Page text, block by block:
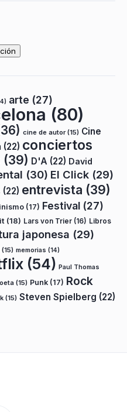
arte (27)
(80)
cine de autor(15) Cine
(22) conciertos
(39) D'A (22) David
(30) El Click (29)
(22) entrevista (39)
(17) Festival (27)
(18) Lars von Trier (16) Libros
japonesa (29)
(15) memorias (14)
(54) Paul Thomas
(15) Punk (17) Rock
(15) Steven Spielberg (22)